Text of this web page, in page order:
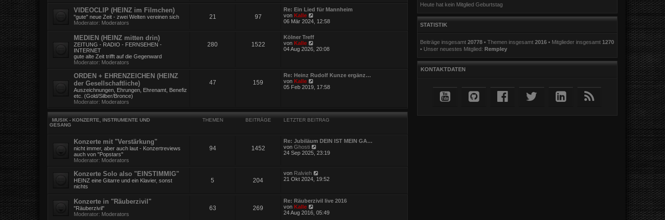
t
r
g
e
r
B
e
i
a
VIDEOCLIP (HEINZ im Filmchen)
"gute" neue Zeit - zwei Welten vereinen sich
Moderator: Moderators
21 97
Re: Ein Lied für Mannheim
vonKalle
e
s
e
e
i
a
06 Mär 2024, 12:58
MEDIEN (HEINZ mitten drin)
ZEITUNG - RADIO - FERNSEHEN -
INTERNET
gute alte Zeit trifft auf die Gegenward
Moderator: Moderators
280 1522
Kölner Treff
vonKalle
e
e
B
t
r
a
04 Aug 2026, 20:08
ORDEN + EHRENZEICHEN (HEINZ
der Gesellschaftliche)
Auszeichnungen, Ehrungen, Ehrenamt, Benefiz
etc. (Gold/Silber/Bronce)
Moderator: Moderators
47 159
Re: Heinz Rudolf Kunze ergänz…
vonKalle
t
r
e
i
t
a
05 Feb 2019, 17:58
MUSIK - KONZERTE, INSTRUMENTE UND
GESANG
THEMEN BEITRÄGE LETZTER BEITRAG
Konzerte mit "Verstärkung"
nicht immer, aber auch laut - Konzertreviews
auch von "Popstars"
Moderator: Moderators
94 1452
Re: Jubiläum DEIN IST MEIN GA…
vonGhosti
e
s
t
e
B
e
t
24 Sep 2025, 23:19
Konzerte Solo also "EINSTIMMIG"
HEINZ eine Gitarre und ein Klavier, sonst
nichts
5 204
von Ralvieh
e
s
t
r
21 Okt 2024, 19:52
Konzerte in "Räuberzivil"
"Räuberzivil"
Moderator: Moderators
63 269
Re: Räuberzivil live 2016
vonKalle
e
24 Aug 2016, 05:49
Heute hat kein Mitglied Geburtstag
STATISTIK
Beiträge insgesamt 20778• Themen insgesamt 2016• Mitglieder insgesamt 1270
• Unser neuestes Mitglied: Rempley
KONTAKTDATEN